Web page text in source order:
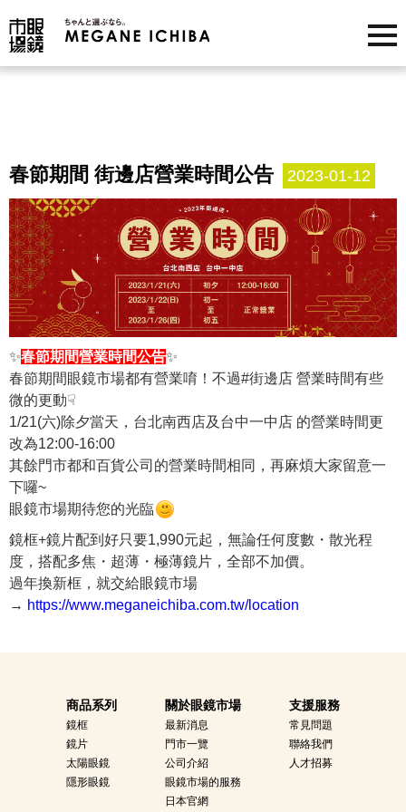
春節期間 街邊店營業時間公告 2023-01-12
✨春節期間營業時間公告✨
春節期間眼鏡市場都有營業唷！不過#街邊店 營業時間有些
微的更動☟
1/21(六)除夕當天，台北南西店及台中一中店 的營業時間更
改為12:00-16:00
其餘門市都和百貨公司的營業時間相同，再麻煩大家留意一
下囉~
眼鏡市場期待您的光臨
鏡框+鏡片配到好只要1,990元起，無論任何度數・散光程
度，搭配多焦・超薄・極薄鏡片，全部不加價。
過年換新框，就交給眼鏡市場
→ https://www.meganeichiba.com.tw/location
商品系列
鏡框
鏡片
太陽眼鏡
隱形眼鏡
關於眼鏡市場
最新消息
門市一覽
公司介紹
眼鏡市場的服務
日本官網
支援服務
常見問題
聯絡我們
人才招募